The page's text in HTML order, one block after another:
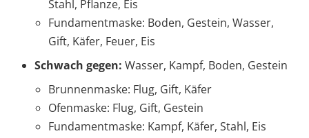
Stahl, Pflanze, Eis
Fundamentmaske: Boden, Gestein, Wasser,
Gift, Käfer, Feuer, Eis
Schwach gegen: Wasser, Kampf, Boden, Gestein
Brunnenmaske: Flug, Gift, Käfer
Ofenmaske: Flug, Gift, Gestein
Fundamentmaske: Kampf, Käfer, Stahl, Eis